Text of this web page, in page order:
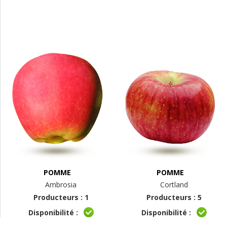
POMME
Ambrosia
Producteurs : 1
Disponibilité :
POMME
Cortland
Producteurs : 5
Disponibilité :